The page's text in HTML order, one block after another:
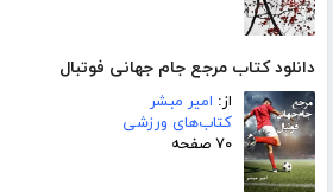
دانلود کتاب مرجع جام جهانی فوتبال
از: امیر مبشر
کتاب‌های ورزشی
۷۰ صفحه